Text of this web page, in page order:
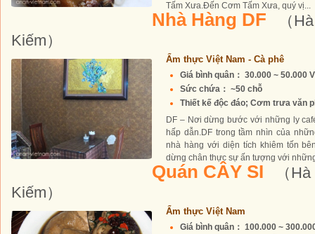
Tấm Xưa.Đến Cơm Tấm Xưa, quý vị...
Nhà Hàng DF
（
Kiếm）
Ẩm thực Việt Nam - Cà phê
Giá bình quân： 30.000 ~ 50.000
Sức chứa： ~50 chỗ
Thiết kế độc đáo; Cơm trưa văn
DF – Nơi dừng bước với những ly
hấp dẫn.DF trong tầm nhìn của
nhà hàng với diện tích khiêm tốn
dừng chân thực sự ấn tượng với
Quán CÂY SI
（
Kiếm）
Ẩm thực Việt Nam
Giá bình quân： 100.000 ~